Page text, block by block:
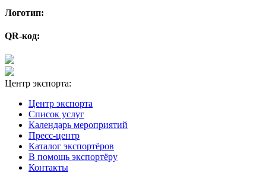
Логотип:
QR-код:
Центр экспорта:
Центр экспорта
Список услуг
Календарь мероприятий
Пресс-центр
Каталог экспортёров
В помощь экспортёру
Контакты